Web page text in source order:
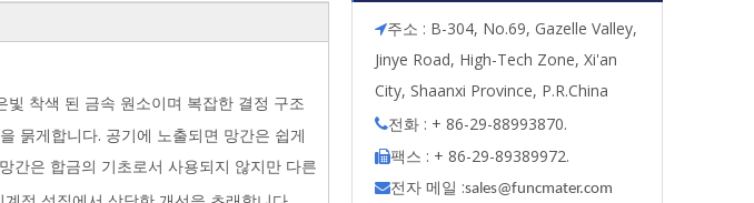
착색 된 금속 원소이며 복잡한 결정 구조
묽게합니다. 공기에 노출되면 망간은 쉽게
간은 합금의 기초로서 사용되지 않지만 다른
주소 : B-304, No.69, Gazelle Valley,
Jinye Road, High-Tech Zone, Xi'an
City, Shaanxi Province, P.R.China
전화 : + 86-29-88993870.
팩스 : + 86-29-89389972.
전자 메일 :sales@funcmater.com